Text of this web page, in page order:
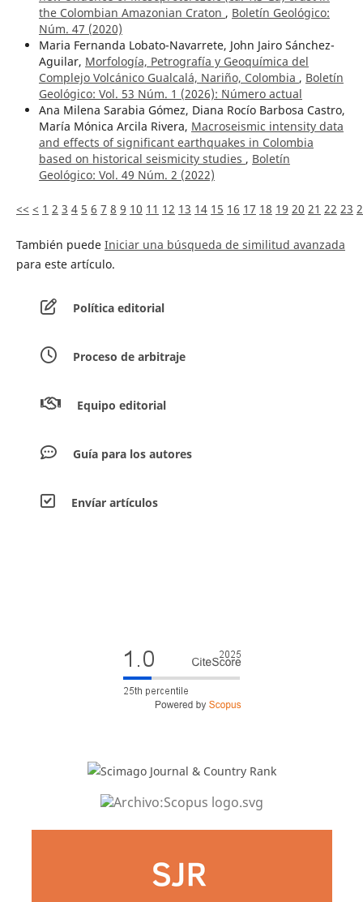
the Colombian Amazonian Craton , Boletín Geológico:
Núm. 47 (2020)
Maria Fernanda Lobato-Navarrete, John Jairo Sánchez-
Aguilar, Morfología, Petrografía y Geoquímica del
Complejo Volcánico Gualcalá, Nariño, Colombia , Boletín
Geológico: Vol. 53 Núm. 1 (2026): ¨Número actual
Ana Milena Sarabia Gómez, Diana Rocío Barbosa Castro,
María Mónica Arcila Rivera, Macroseismic intensity data
and effects of significant earthquakes in Colombia
based on historical seismicity studies , Boletín
Geológico: Vol. 49 Núm. 2 (2022)
<< < 1 2 3 4 5 6 7 8 9 10 11 12 13 14 15 16 17 18 19 20 21 22 23
También puede Iniciar una búsqueda de similitud avanzada
para este artículo.
Política editorial
Proceso de arbitraje
Equipo editorial
Guía para los autores
Envíar artículos